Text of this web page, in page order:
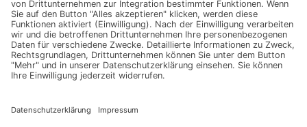
Werbung
About
Einsendung
AGB
Datenschutzerklärung